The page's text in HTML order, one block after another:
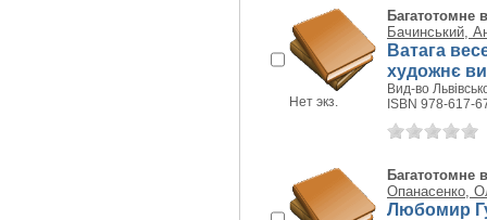
Нет экз.
Багатотомне
Бачинський,
Ватага
художнє
Вид-во
ISBN 978-617-
Багатотомне
Опанасенко,
Любомир